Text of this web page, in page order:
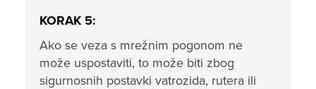
KORAK 5:
Ako se veza s mrežnim pogonom ne
može uspostaviti, to može biti zbog
sigurnosnih postavki vatrozida, rutera ili